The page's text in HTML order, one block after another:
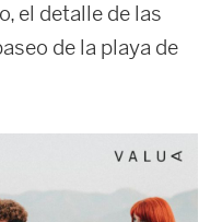
el detalle de las
de la playa de